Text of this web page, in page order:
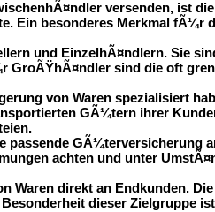
versenden, ist
Ein besonderes Merkmal
und EinzelhÃ¤ndlern. Sie
sind die oft
von Waren spezialisiert
GÃ¼tern ihrer
GÃ¼terversicherung
achten und unter
Waren direkt an Endkunden.
dieser Zielgruppe